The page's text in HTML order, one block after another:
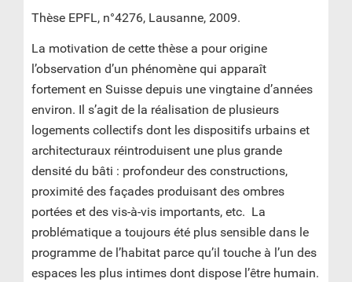
Thèse EPFL, n°4276, Lausanne, 2009.
La motivation de cette thèse a pour origine
l’observation d’un phénomène qui apparaît
fortement en Suisse depuis une vingtaine d’années
environ. Il s’agit de la réalisation de plusieurs
logements collectifs dont les dispositifs urbains et
architecturaux réintroduisent une plus grande
densité du bâti : profondeur des constructions,
proximité des façades produisant des ombres
portées et des vis-à-vis importants, etc. La
problématique a toujours été plus sensible dans le
programme de l’habitat parce qu’il touche à l’un des
espaces les plus intimes dont dispose l’être humain.